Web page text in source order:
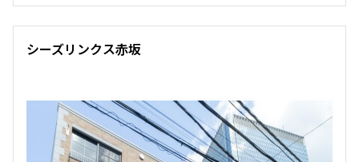
シーズリンクス赤坂